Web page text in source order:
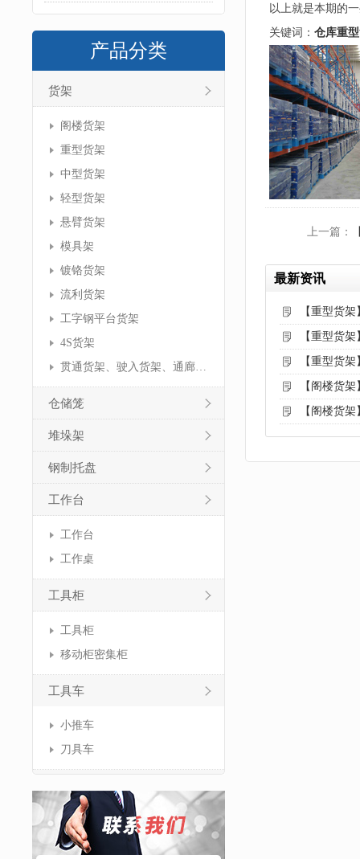
产品分类
货架
阁楼货架
重型货架
中型货架
轻型货架
悬臂货架
模具架
镀铬货架
流利货架
工字钢平台货架
4S货架
贯通货架、驶入货架、通廊货架
仓储笼
堆垛架
钢制托盘
工作台
工作台
工作桌
工具柜
工具柜
移动柜密集柜
工具车
小推车
刀具车
以上就是本期的
关键词： 仓库重
上一篇：
最新资讯
【重型货
【重型货
【重型货
【阁楼货
【阁楼货